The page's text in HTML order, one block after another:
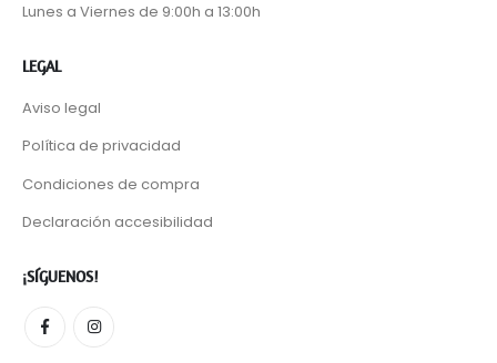
Lunes a Viernes de 9:00h a 13:00h
LEGAL
Aviso legal
Política de privacidad
Condiciones de compra
Declaración accesibilidad
¡SÍGUENOS!